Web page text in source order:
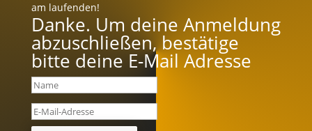
am laufenden!
Danke. Um deine Anmeldung
abzuschließen, bestätige
bitte deine E-Mail Adresse